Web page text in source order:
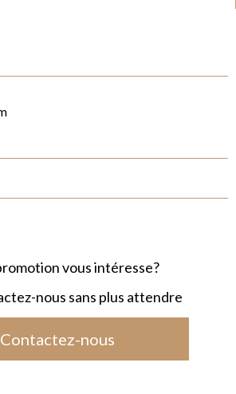
vous intéresse?
nous sans plus attendre
Contactez-nous